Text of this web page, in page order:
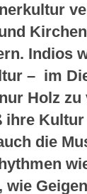
Indios
– im
Holz
ihre
die
wie